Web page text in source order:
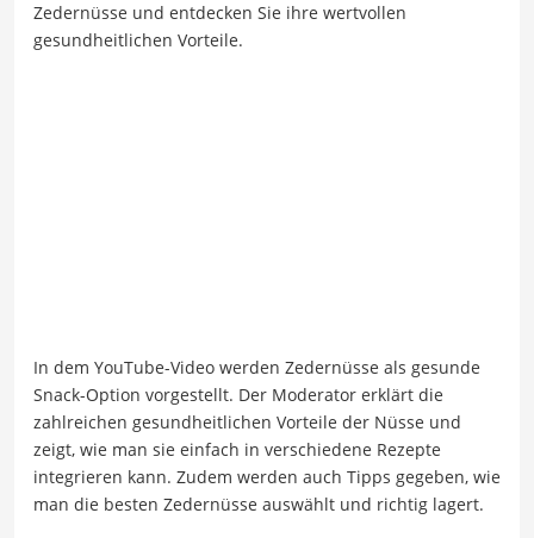
Zedernüsse und entdecken Sie ihre wertvollen
gesundheitlichen Vorteile.
In dem YouTube-Video werden Zedernüsse als gesunde
Snack-Option vorgestellt. Der Moderator erklärt die
zahlreichen gesundheitlichen Vorteile der Nüsse und
zeigt, wie man sie einfach in verschiedene Rezepte
integrieren kann. Zudem werden auch Tipps gegeben, wie
man die besten Zedernüsse auswählt und richtig lagert.